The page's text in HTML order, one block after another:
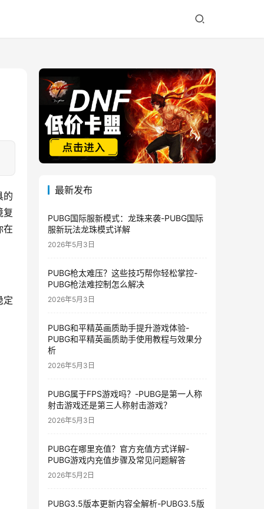
的
复
在
定
最新发布
PUBG国际服新模式：龙珠来袭-PUBG国际
服新玩法龙珠模式详解
2026年5月3日
PUBG枪太难压？这些技巧帮你轻松掌控-
PUBG枪法难控制怎么解决
2026年5月3日
PUBG和平精英画质助手提升游戏体验-
PUBG和平精英画质助手使用教程与效果分
析
2026年5月3日
PUBG属于FPS游戏吗？-PUBG是第一人称
射击游戏还是第三人称射击游戏？
2026年5月3日
PUBG在哪里充值？官方充值方式详解-
PUBG游戏内充值步骤及常见问题解答
2026年5月2日
PUBG3.5版本更新内容全解析-PUBG3.5版